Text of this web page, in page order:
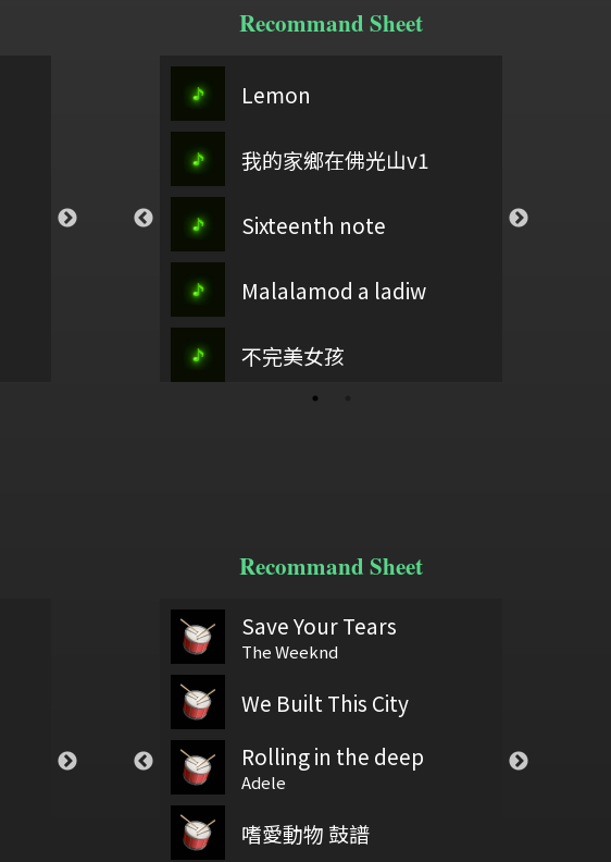
春之頌
偈詩
以色列啊，你要聽
江畔獨步尋花
石上流泉
主愛如繁星
江河水
你愛我如至
Recommand Sheet
Lemon
我的家鄉在佛光山v1
Sixteenth note
Malalamod a ladiw
不完美女孩
test
60406
基礎節拍
拍號
wish you were here
Delicate part F Development 2
Sugar
Maroon5
Save Your Tears
The Weeknd
Closer
Recommand Sheet
Save Your Tears
The Weeknd
We Built This City
Rolling in the deep
Adele
嗜愛動物 鼓譜